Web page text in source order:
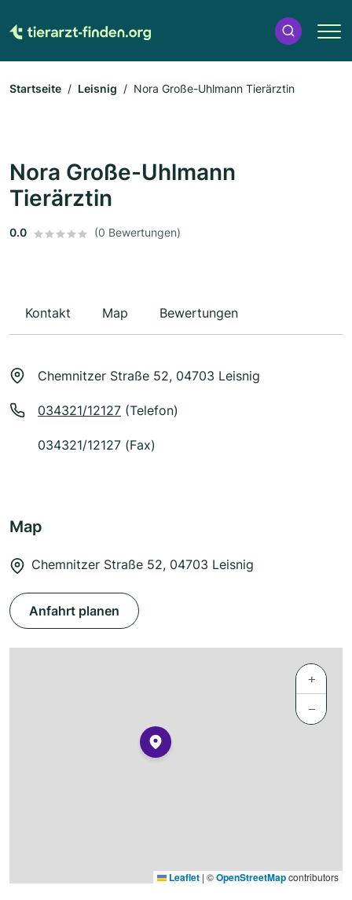
Startseite Leisnig Nora Große-Uhlmann Tierärztin
Nora Große-Uhlmann
Tierärztin
0.0 (0 Bewertungen)
Kontakt Map Bewertungen
Chemnitzer Straße 52, 04703 Leisnig
034321/12127 (Telefon)
034321/12127 (Fax)
Map
Chemnitzer Straße 52, 04703 Leisnig
Anfahrt planen
+
−
Leaflet | ©OpenStreetMapcontributors